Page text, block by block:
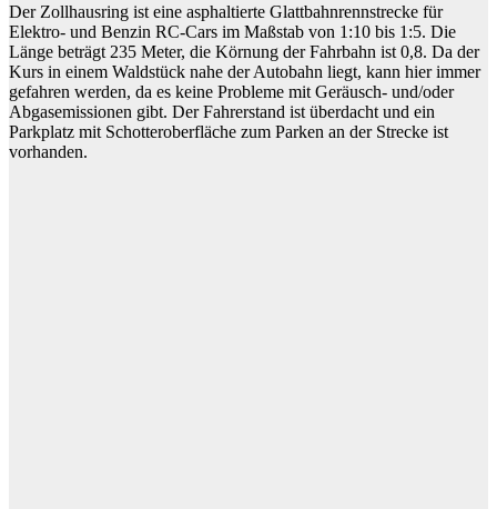
Der Zollhausring ist eine asphaltierte Glattbahnrennstrecke für
Elektro- und Benzin RC-Cars im Maßstab von 1:10 bis 1:5. Die
Länge beträgt 235 Meter, die Körnung der Fahrbahn ist 0,8. Da der
Kurs in einem Waldstück nahe der Autobahn liegt, kann hier immer
gefahren werden, da es keine Probleme mit Geräusch- und/oder
Abgasemissionen gibt. Der Fahrerstand ist überdacht und ein
Parkplatz mit Schotteroberfläche zum Parken an der Strecke ist
vorhanden.